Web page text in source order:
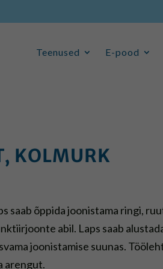
Teenused E-pood
Teenused E-pood
KOLMURK
saab õppida joonistama ringi,
abil. Laps saab
joonistamise suunas.
arengut.